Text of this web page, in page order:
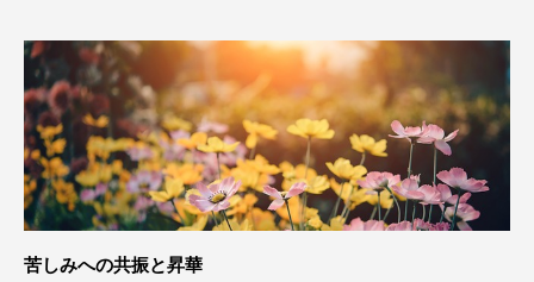
苦しみへの共振と昇華